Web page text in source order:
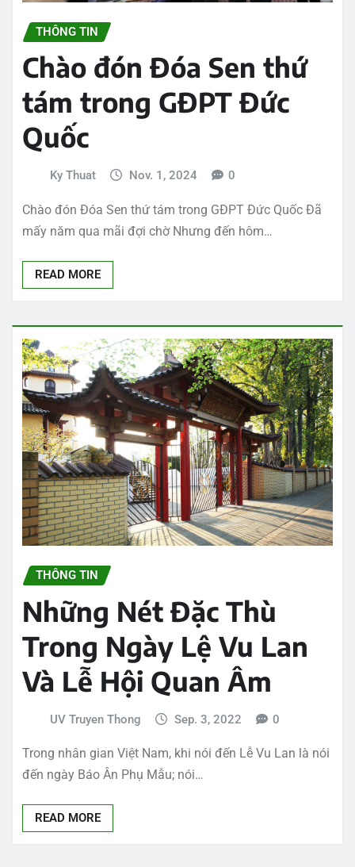
THÔNG TIN
Chào đón Đóa Sen thứ
tám trong GĐPT Đức
Quốc
Ky Thuat Nov. 1, 2024 0
Chào đón Đóa Sen thứ tám trong GĐPT Đức Quốc Đã
mấy năm qua mãi đợi chờ Nhưng đến hôm…
READ MORE
THÔNG TIN
Những Nét Đặc Thù
Trong Ngày Lệ Vu Lan
Và Lễ Hội Quan Âm
UV Truyen Thong Sep. 3, 2022 0
Trong nhân gian Việt Nam, khi nói đến Lễ Vu Lan là nói
đến ngày Báo Ân Phụ Mẫu; nói…
READ MORE